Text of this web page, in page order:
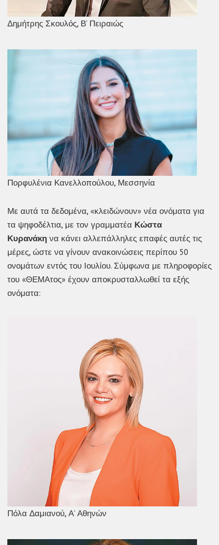
Δημήτρης Σκουλός, Β’ Πειραιώς
Πορφυλένια Κανελλοπούλου, Μεσσηνία
Με αυτά τα δεδομένα, «κλειδώνουν» νέα ονόματα για
τα ψηφοδέλτια, με τον γραμματέα Κώστα
Κυρανάκη να κάνει αλλεπάλληλες επαφές αυτές τις
μέρες, ώστε να γίνουν ανακοινώσεις περίπου 50
ονομάτων εντός του Ιουλίου. Σύμφωνα με πληροφορίες
του «ΘΕΜΑτος» έχουν αποκρυσταλλωθεί τα εξής
ονόματα:
Πόλα Δαμιανού, Α’ Αθηνών